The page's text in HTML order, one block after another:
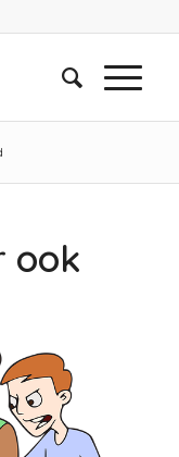
ook